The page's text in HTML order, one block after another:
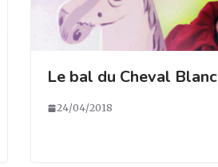
Le bal du Cheval Blanc
24/04/2018